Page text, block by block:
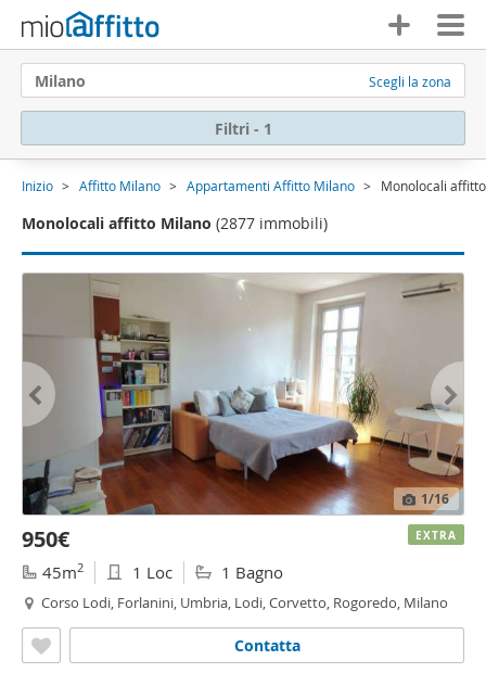
Milano Scegli la zona
Filtri - 1
Inizio Affitto Milano Appartamenti Affitto Milano Monolocali
Monolocali affitto Milano (2877 immobili)
1/16
950€
45m2 1 Loc 1 Bagno
Corso Lodi, Forlanini, Umbria, Lodi, Corvetto, Rogoredo, Milano
Contatta
EXTRA